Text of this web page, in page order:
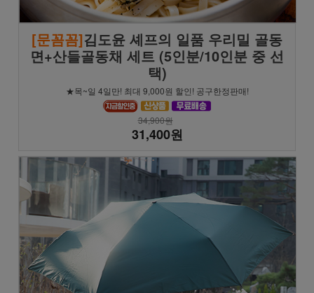
[문꼼꼼]김도윤 셰프의 일품 우리밀 골동
면+산들골동채 세트 (5인분/10인분 중 선
택)
★목~일 4일만! 최대 9,000원 할인! 공구한정판매!
34,900원
31,400원